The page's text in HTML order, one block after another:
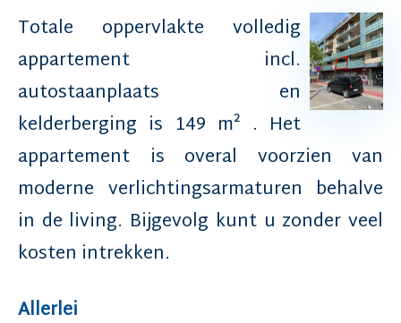
Totale oppervlakte volledig
appartement incl.
autostaanplaats en
kelderberging is 149 m² . Het
appartement is overal voorzien van
moderne verlichtingsarmaturen behalve
in de living. Bijgevolg kunt u zonder veel
kosten intrekken.
Allerlei